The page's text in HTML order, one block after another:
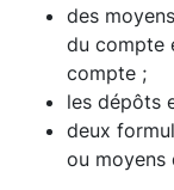
des
du compte
compte ;
les dépôts
deux
ou moyens